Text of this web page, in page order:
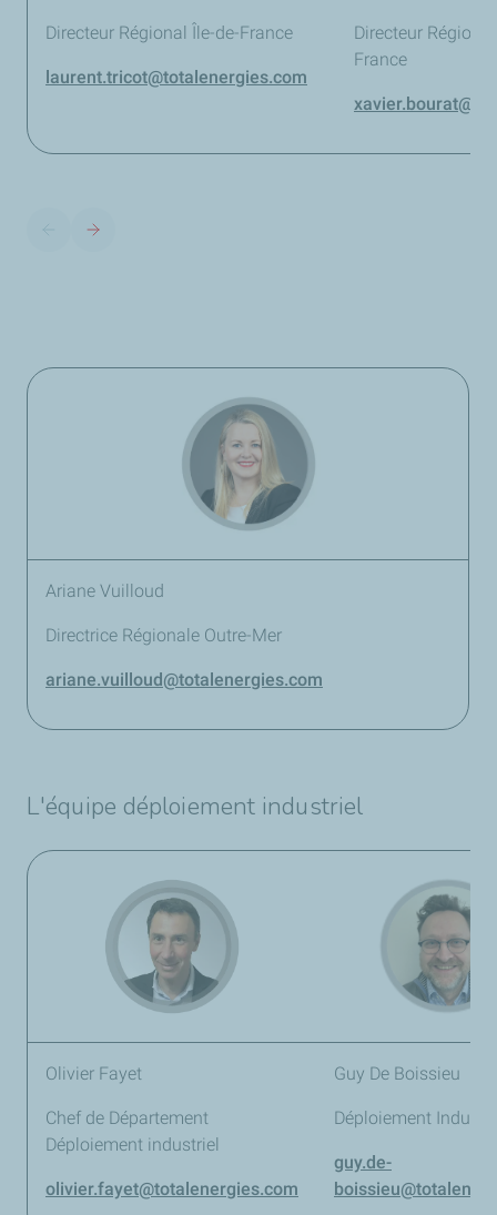
Directeur Régional Île-de-France
laurent.tricot@totalenergies.com
Directeur
France
Ariane Vuilloud
Directrice Régionale Outre-Mer
ariane.vuilloud@totalenergies.com
L'équipe déploiement industriel
Olivier Fayet
Chef de Département
Déploiement industriel
olivier.fayet@totalenergies.com
Guy De Boissieu
Déploiement
guy.de-